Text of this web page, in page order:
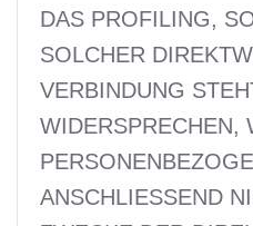
DAS PROFILING,
SOLCHER
VERBINDUNG
WIDERSPRECHEN,
ANSCHLIESSEND